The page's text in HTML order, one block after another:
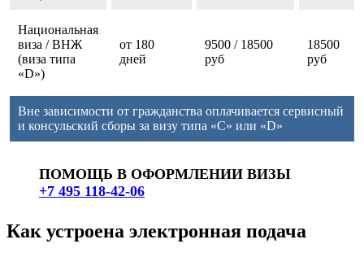
Национальная
виза / ВНЖ
(виза типа
«D»)
от 180
дней
9500 / 18500
руб
18500
руб
Вне зависимости от гражданства оплачивается сервисный
и консульский сборы за визу типа «C» или «D»
ПОМОЩЬ В ОФОРМЛЕНИИ ВИЗЫ
+7 495 118-42-06
Как устроена электронная подача